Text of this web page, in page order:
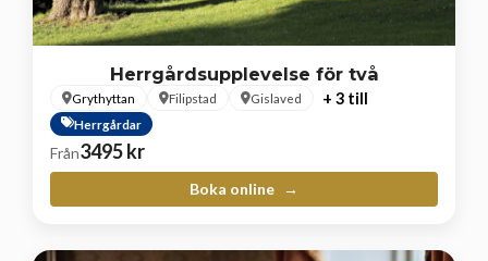
Herrgårdsupplevelse för två
Grythyttan Filipstad Gislaved + 3 till
Herrgårdar
Från3495kr
Boka online